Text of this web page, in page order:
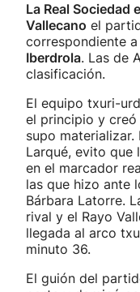
La Real Sociedad
Vallecano el
correspondiente a
Iberdrola. Las de
clasificación.
El equipo txuri-
el principio y creó
supo
Larqué, evito que
en el marcador
las que hizo ante
Bárbara Latorre.
rival y el Rayo
llegada al arco
minuto 36.
El guión del